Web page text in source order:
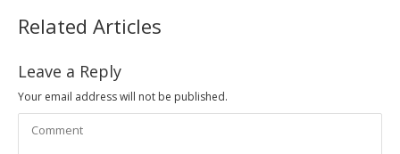
Related Articles
Leave a Reply
Your email address will not be published.